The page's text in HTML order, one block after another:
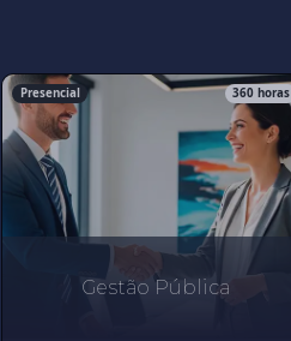
Presencial 360 horas
Gestão Pública